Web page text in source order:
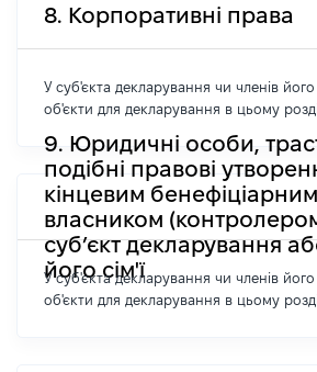
8. Корпоративні права
У суб'єкта декларування чи членів його
об'єкти для декларування в цьому
9. Юридичні особи,
подібні правові
кінцевим бенефіціарним
власником
суб’єкт декларування
його сім'ї
У суб'єкта декларування чи членів його
об'єкти для декларування в цьому